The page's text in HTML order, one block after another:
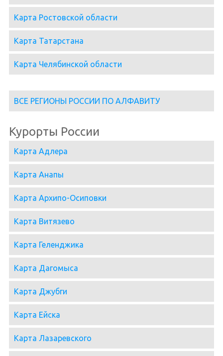
Карта Ростовской области
Карта Татарстана
Карта Челябинской области
ВСЕ РЕГИОНЫ РОССИИ ПО АЛФАВИТУ
Курорты России
Карта Адлера
Карта Анапы
Карта Архипо-Осиповки
Карта Витязево
Карта Геленджика
Карта Дагомыса
Карта Джубги
Карта Ейска
Карта Лазаревского